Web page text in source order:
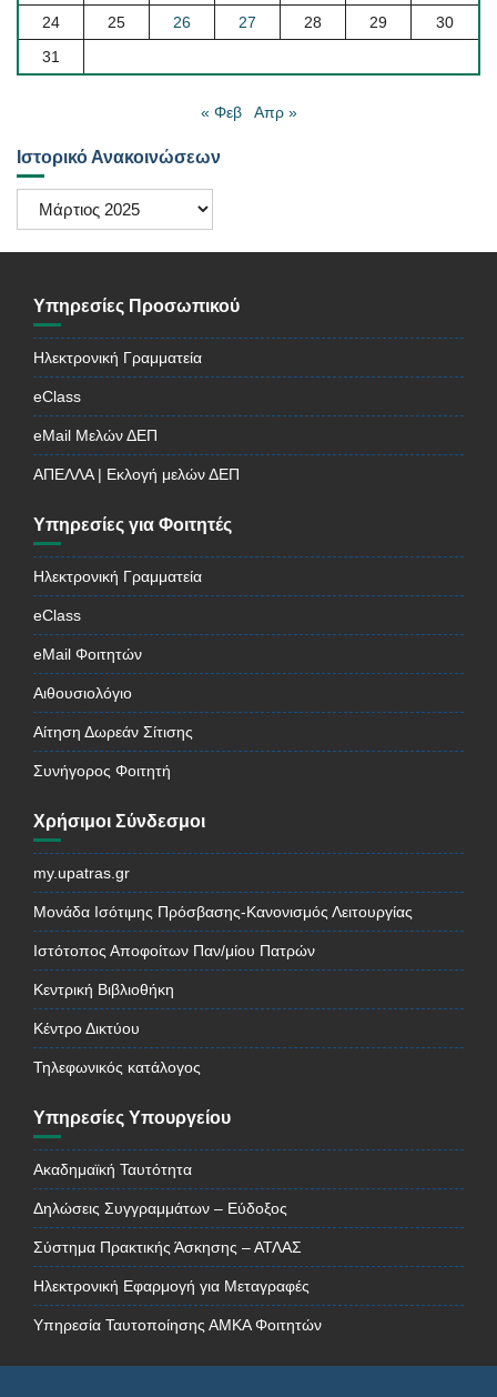
24
25 26 27 28 29
30
31
« Φεβ Απρ »
Ιστορικό Ανακοινώσεων
Ιστορικό
Ανακοινώσεων
Υπηρεσίες Προσωπικού
Ηλεκτρονική Γραμματεία
eClass
eMail Μελών ΔΕΠ
ΑΠΕΛΛΑ | Εκλογή μελών ΔΕΠ
Υπηρεσίες για Φοιτητές
Ηλεκτρονική Γραμματεία
eClass
eMail Φοιτητών
Αιθουσιολόγιο
Αίτηση Δωρεάν Σίτισης
Συνήγορος Φοιτητή
Χρήσιμοι Σύνδεσμοι
my.upatras.gr
Μονάδα Ισότιμης Πρόσβασης-Κανονισμός Λειτουργίας
Ιστότοπος Αποφοίτων Παν/μίου Πατρών
Κεντρική Βιβλιοθήκη
Κέντρο Δικτύου
Τηλεφωνικός κατάλογος
Υπηρεσίες Υπουργείου
Ακαδημαϊκή Ταυτότητα
Δηλώσεις Συγγραμμάτων – Εύδοξος
Σύστημα Πρακτικής Άσκησης – ΑΤΛΑΣ
Ηλεκτρονική Εφαρμογή για Μεταγραφές
Υπηρεσία Ταυτοποίησης ΑΜΚΑ Φοιτητών